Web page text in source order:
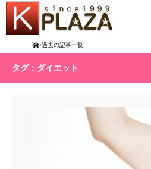
Home過去の記事一覧
タグ：ダイエット